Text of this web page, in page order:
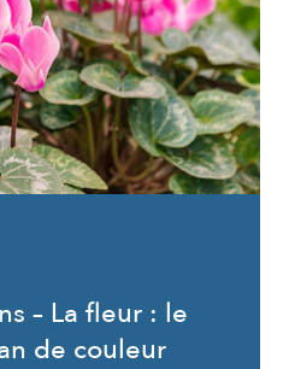
– La fleur : le
de couleur